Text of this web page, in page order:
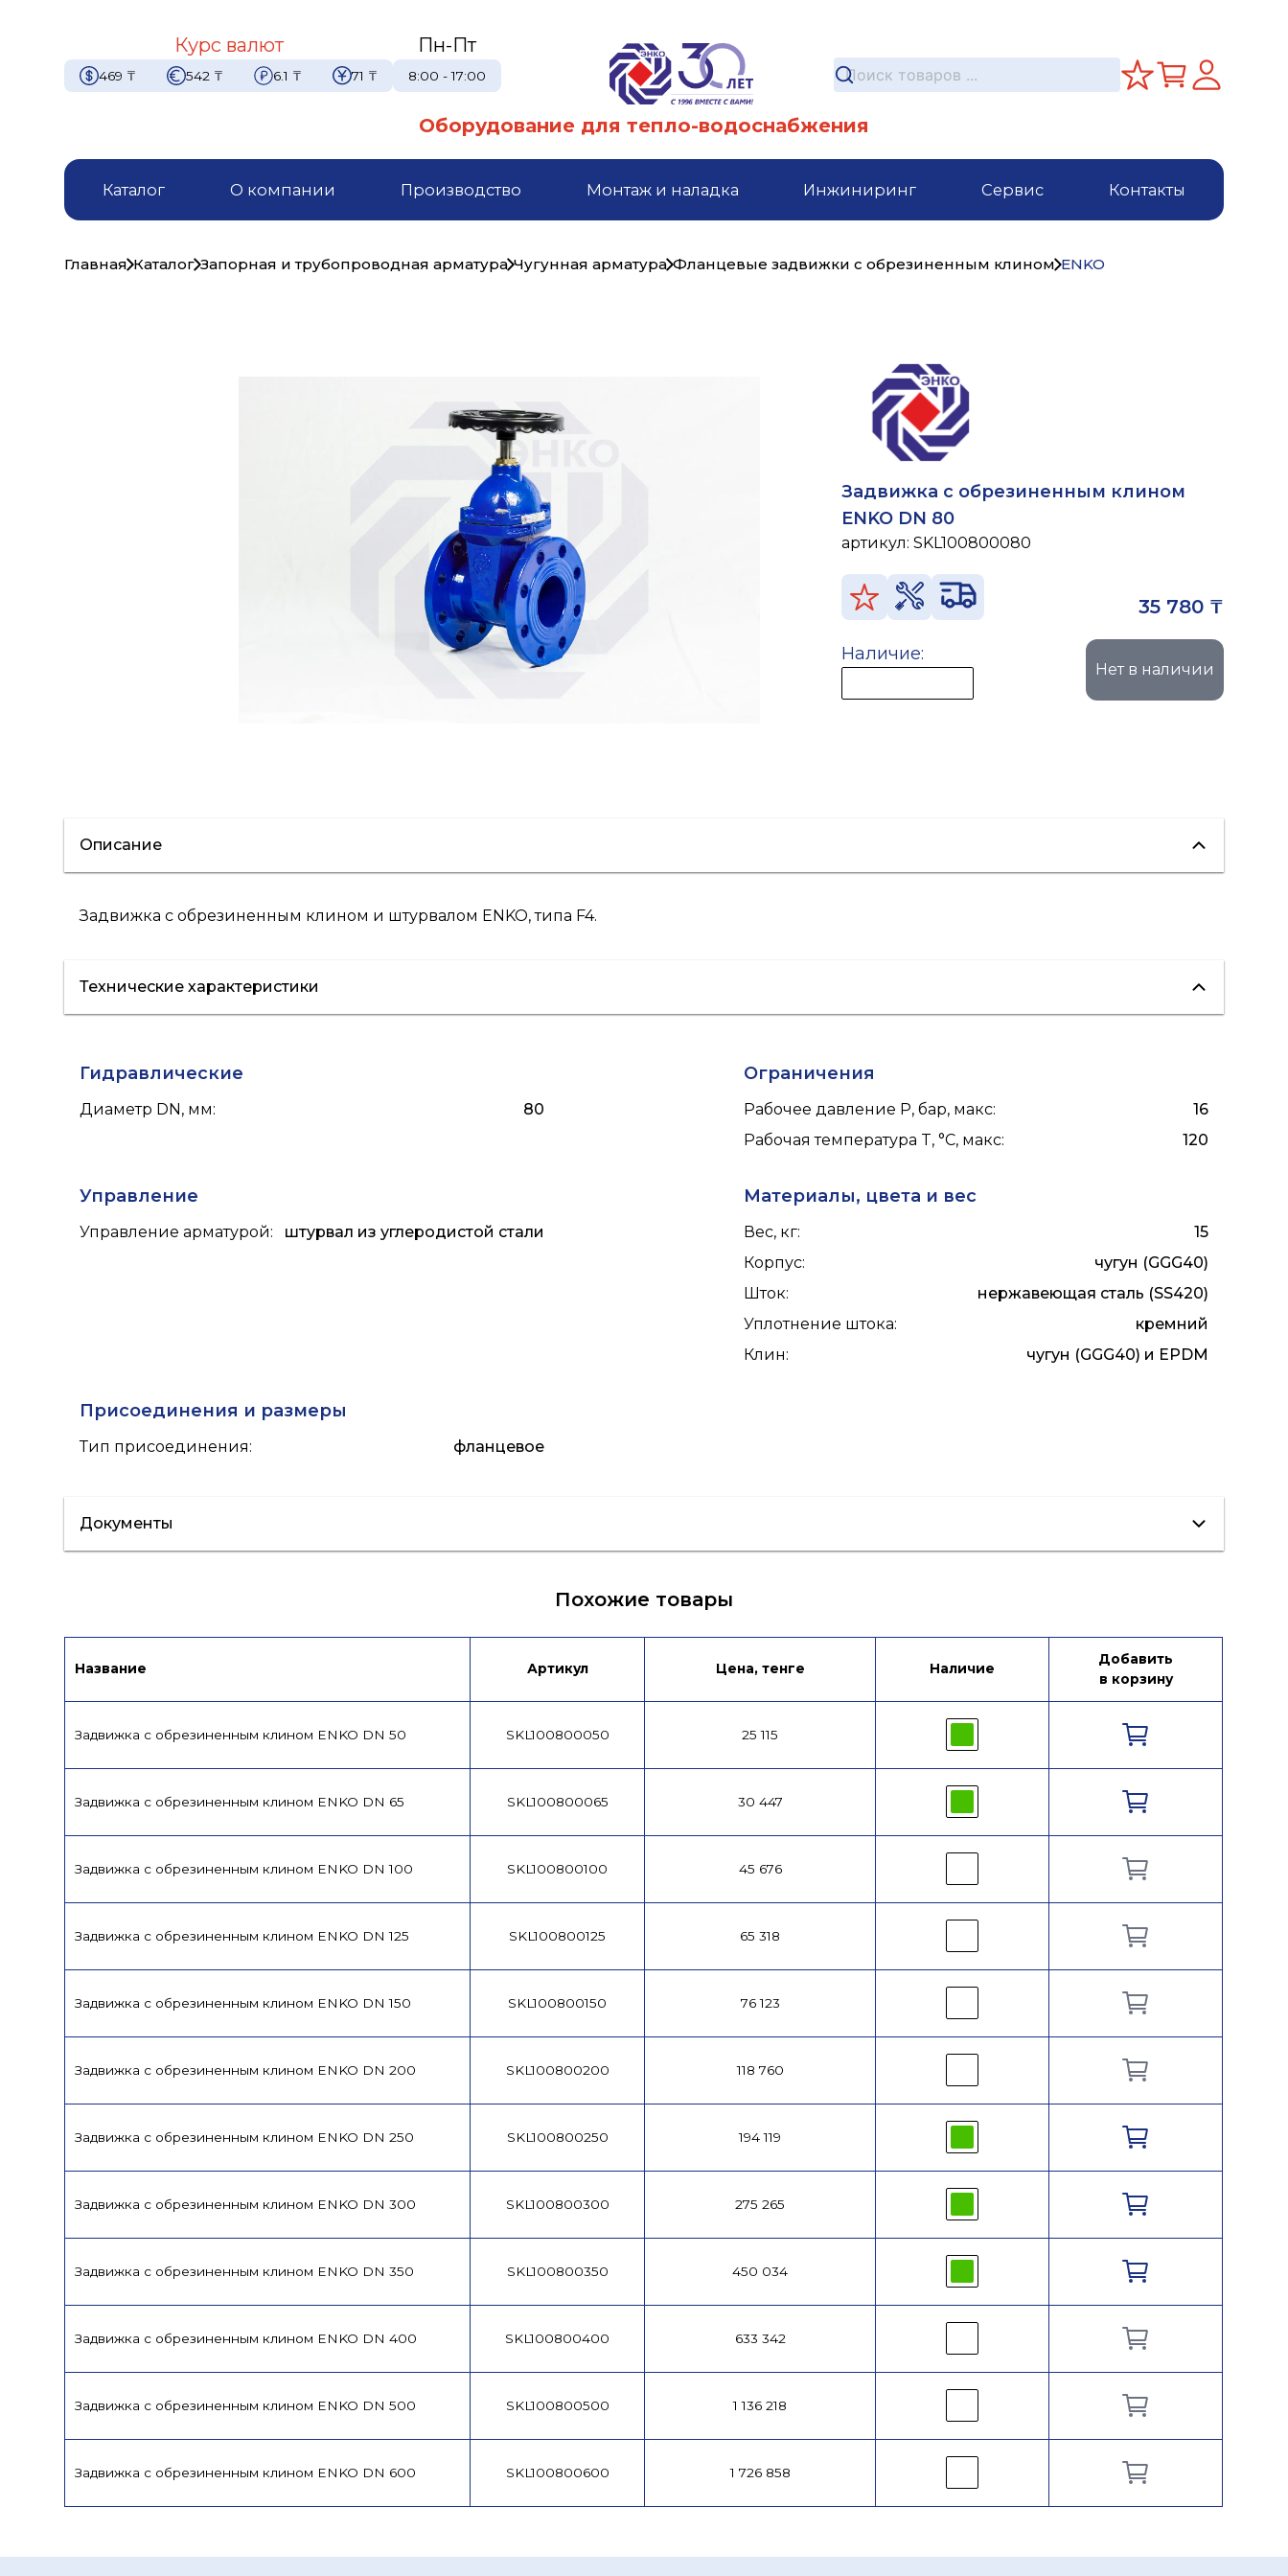
Курс валют
469 ₸ 542 ₸ 6.1 ₸ 71 ₸
Пн-Пт
8:00 - 17:00
Оборудование для тепло-водоснабжения
Каталог О компании Производство Монтаж и наладка Инжиниринг Сервис Контакты
Главная Каталог Запорная и трубопроводная арматура Чугунная арматура Фланцевые задвижки с обрезиненным клином ENKO
Задвижка с обрезиненным клином
ENKO DN 80
артикул: SKL100800080
35 780 ₸
Наличие:
Нет в наличии
Описание
Задвижка с обрезиненным клином и штурвалом ENKO, типа F4.
Технические характеристики
Гидравлические
Диаметр DN, мм: 80
Ограничения
Рабочее давление P, бар, макс:
16
Рабочая температура T, °C, макс: 120
Управление
Управление арматурой: штурвал из углеродистой стали
Материалы, цвета и вес
Вес, кг:
15
Корпус:
чугун (GGG40)
Шток:
нержавеющая сталь (SS420)
Уплотнение штока:
кремний
Клин: чугун (GGG40) и EPDM
Присоединения и размеры
Тип присоединения: фланцевое
Документы
Похожие товары
Название Артикул Цена, тенге Наличие
Добавить
в корзину
Задвижка с обрезиненным клином ENKO DN 50 SKL100800050 25 115
Задвижка с обрезиненным клином ENKO DN 65 SKL100800065 30 447
Задвижка с обрезиненным клином ENKO DN 100 SKL100800100 45 676
Задвижка с обрезиненным клином ENKO DN 125 SKL100800125 65 318
Задвижка с обрезиненным клином ENKO DN 150 SKL100800150 76 123
Задвижка с обрезиненным клином ENKO DN 200 SKL100800200 118 760
Задвижка с обрезиненным клином ENKO DN 250 SKL100800250 194 119
Задвижка с обрезиненным клином ENKO DN 300 SKL100800300 275 265
Задвижка с обрезиненным клином ENKO DN 350 SKL100800350 450 034
Задвижка с обрезиненным клином ENKO DN 400 SKL100800400 633 342
Задвижка с обрезиненным клином ENKO DN 500 SKL100800500 1 136 218
Задвижка с обрезиненным клином ENKO DN 600 SKL100800600 1 726 858